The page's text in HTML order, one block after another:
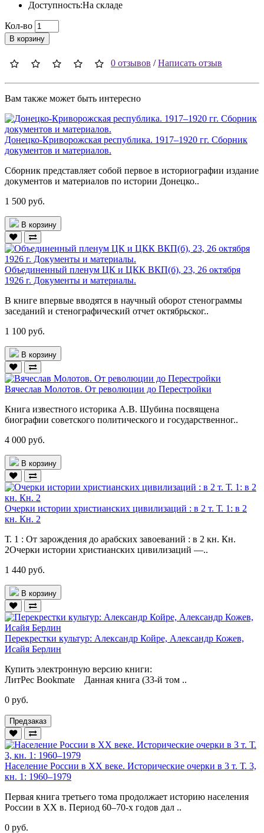
Доступность:На складе
Кол-во
В корзину
0 отзывов /Написать отзыв
Вам также может быть интересно
Донецко-Криворожская республика. 1917–1920 гг. Сборник
документов и материалов.
Сборник представляет собой первое в историографии издание
документов и материалов по истории Донецко..
1 500 руб.
В корзину
Объединенный пленум ЦК и ЦКК ВКП(б), 23, 26 октября
1926 г. Документы и материалы.
В книге впервые вводятся в научный оборот стенограммы
заседаний и стенографический отчет октябрьског..
1 100 руб.
В корзину
Вячеслав Молотов. От революции до Перестройки
Книга известного историка А.В. Шубина посвящена
биографии советского политического и государственног..
4 000 руб.
В корзину
Очерки истории христианских цивилизаций : в 2 т. Т. 1: в 2
кн. Кн. 2
Т. 1 : От зарождения до арабских завоеваний : в 2 кн. Кн.
2Очерки истории христианских цивилизаций —..
1 440 руб.
В корзину
Перекрестки культур: Александр Койре, Александр Кожев,
Исайя Берлин
Купить электронную версию книги:
ЛитРес Bookmate Данная книга (33-й том ..
0 руб.
Предзаказ
Население России в ХХ веке. Исторические очерки в 3 т. Т. 3,
кн. 1: 1960–1979
Первая книга третьего тома продолжает историю населения
России в XX в. Период 60–70-х годов дал ..
0 руб.